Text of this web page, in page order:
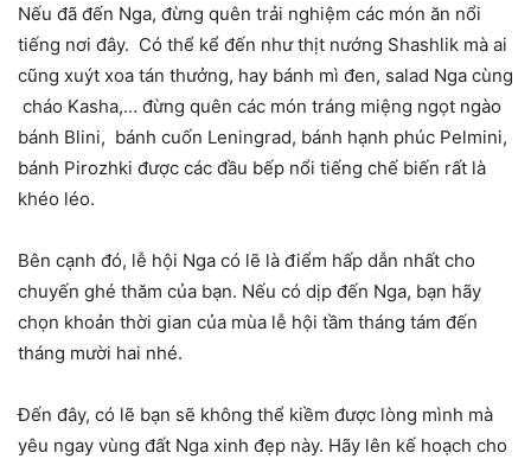
Nếu đã đến Nga, đừng quên trải nghiệm các món ăn nổi
tiếng nơi đây. Có thể kể đến như thịt nướng Shashlik mà ai
cũng xuýt xoa tán thưởng, hay bánh mì đen, salad Nga cùng
cháo Kasha,… đừng quên các món tráng miệng ngọt ngào
bánh Blini, bánh cuốn Leningrad, bánh hạnh phúc Pelmini,
bánh Pirozhki được các đầu bếp nổi tiếng chế biến rất là
khéo léo.
Bên cạnh đó, lễ hội Nga có lẽ là điểm hấp dẫn nhất cho
chuyến ghé thăm của bạn. Nếu có dịp đến Nga, bạn hãy
chọn khoản thời gian của mùa lễ hội tầm tháng tám đến
tháng mười hai nhé.
Đến đây, có lẽ bạn sẽ không thể kiềm được lòng mình mà
yêu ngay vùng đất Nga xinh đẹp này. Hãy lên kế hoạch cho